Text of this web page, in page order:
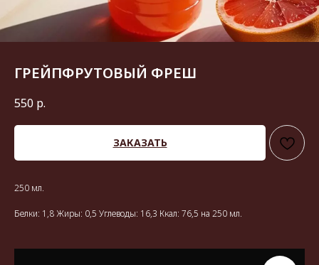
ГРЕЙПФРУТОВЫЙ ФРЕШ
550 р.
ЗАКАЗАТЬ
250 мл.
Белки: 1,8 Жиры: 0,5 Углеводы: 16,3 Ккал: 76,5 на 250 мл.